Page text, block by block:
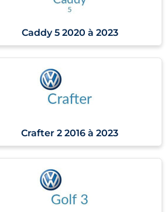
Caddy 5 2020 à 2023
Crafter 2 2016 à 2023